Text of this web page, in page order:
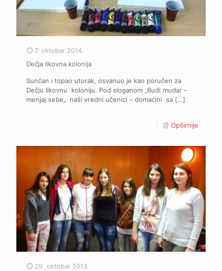
7. oktobar 2014.
Dečja likovna kolonija
Sunčan i topao utorak, osvanuo je kao poručen za
Dečju likovnu koloniju. Pod sloganom „Budi mudar –
menjaj sebe„ naši vredni učenici – domaćini sa […]
Opširnije
29. oktobar 2013.